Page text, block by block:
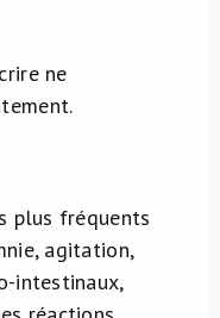
ne
plus fréquents
agitation,
intestinaux,